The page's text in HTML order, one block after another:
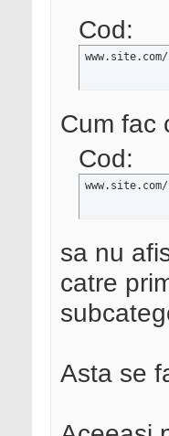
Cod:
Cum fac
Cod:
sa nu
catre
Asta se